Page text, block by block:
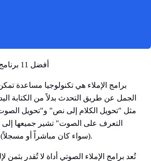
أفضل 11 برنامج إملاء للكتاب 2025
برامج الإملاء هي تكنولوجيا مساعدة
الجمل عن طريق التحدث بدلاً من الكتابة
مثل "تحويل الكلام إلى نص" و"تحويل
التعرف على الصوت" تشير جميعها إلى
(سواء كان مباشراً أو مسجلاً) إلى نصوص مكتوبة.
تُعد برامج الإملاء الصوتي أداة لا تُقدر بثمن